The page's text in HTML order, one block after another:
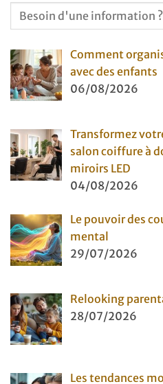
Comment
avec des enfants
06/08/2026
Transformez
salon coiffure à
miroirs LED
04/08/2026
Le pouvoir des
mental
29/07/2026
Relooking
28/07/2026
Les tendances